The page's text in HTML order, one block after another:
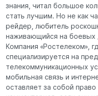
знания, читал большое
стать лучшим. Но не как
рейдер, любитель
наживающийся на боевых
Компания «Ростелеком»,
специализируется на
телекоммуникационных
мобильная связь и
оставляет за собой